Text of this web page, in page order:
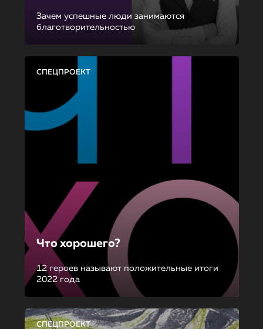
Зачем успешные люди занимаются
благотворительностью
СПЕЦПРОЕКТ
Что хорошего?
12 героев называют положительные итоги
2022 года
СПЕЦПРОЕКТ